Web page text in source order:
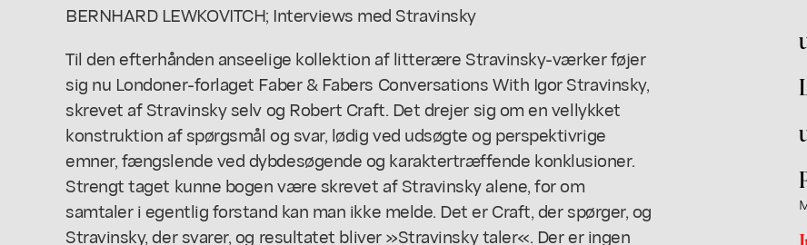
BERNHARD LEWKOVITCH; Interviews med Stravinsky
Til den efterhånden anseelige kollektion af litterære Stravinsky-værker føjer
sig nu Londoner-forlaget Faber & Fabers Conversations With Igor Stravinsky,
skrevet af Stravinsky selv og Robert Craft. Det drejer sig om en vellykket
konstruktion af spørgsmål og svar, lødig ved udsøgte og perspektivrige
emner, fængslende ved dybdesøgende og karaktertræffende konklusioner.
Strengt taget kunne bogen være skrevet af Stravinsky alene, for om
samtaler i egentlig forstand kan man ikke melde. Det er Craft, der spørger, og
Stravinsky, der svarer, og resultatet bliver »Stravinsky taler«. Der er ingen